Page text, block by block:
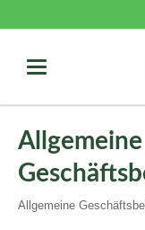
Allgemeine
Allgemeine